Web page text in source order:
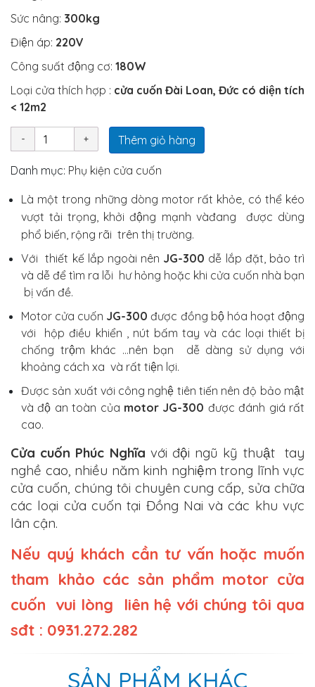
Sức nâng: 300kg
Điện áp: 220V
Công suất động cơ: 180W
Loại cửa thích hợp : cửa cuốn Đài Loan, Đức có diện tích
< 12m2
Thêm giỏ hàng
Danh mục: Phụ kiện cửa cuốn
Là một trong những dòng motor rất khỏe, có thể kéo
vượt tải trọng, khởi động mạnh vàđang được dùng
phổ biến, rộng rãi trên thị trường.
Với thiết kế lắp ngoài nên JG-300 dễ lắp đặt, bảo trì
và dễ để tìm ra lỗi hư hỏng hoặc khi cửa cuốn nhà bạn
bị vấn đề.
Motor cửa cuốn JG-300 được đồng bộ hóa hoạt động
với hộp điều khiển , nút bấm tay và các loại thiết bị
chống trộm khác …nên bạn dễ dàng sử dụng với
khoảng cách xa và rất tiện lợi.
Được sản xuất với công nghệ tiên tiến nên độ bảo mật
và độ an toàn của motor JG-300 được đánh giá rất
cao.
Cửa cuốn Phúc Nghĩa với đội ngũ kỹ thuật tay
nghề cao, nhiều năm kinh nghiệm trong lĩnh vực
cửa cuốn, chúng tôi chuyên cung cấp, sửa chữa
các loại cửa cuốn tại Đồng Nai và các khu vực
lân cận.
Nếu quý khách cần tư vấn hoặc muốn
tham khảo các sản phẩm motor cửa
cuốn vui lòng liên hệ với chúng tôi qua
sđt : 0931.272.282
SẢN PHẨM KHÁC